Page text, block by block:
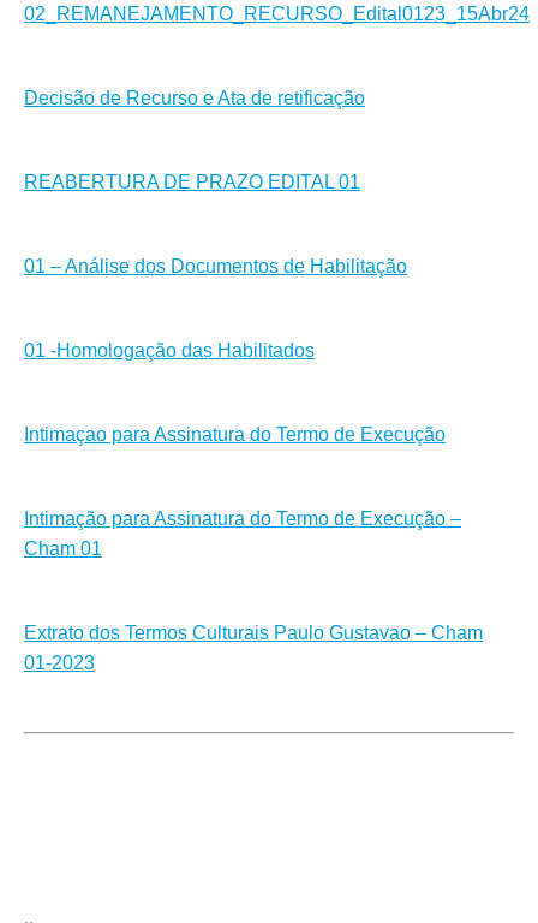
02_REMANEJAMENTO_RECURSO_Edital0123_15Abr24
Decisão de Recurso e Ata de retificação
REABERTURA DE PRAZO EDITAL 01
01 – Análise dos Documentos de Habilitação
01 -Homologação das Habilitados
Intimaçao para Assinatura do Termo de Execução
Intimação para Assinatura do Termo de Execução –
Cham 01
Extrato dos Termos Culturais Paulo Gustavao – Cham
01-2023
..